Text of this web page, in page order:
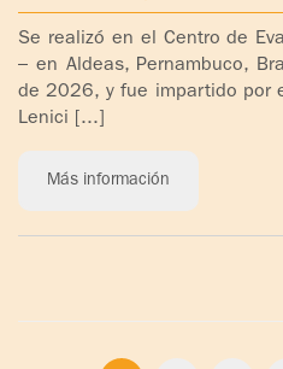
Se realizó en el Centro de
– en Aldeas, Pernambuco,
de 2026, y fue impartido por
Lenici [...]
Más información